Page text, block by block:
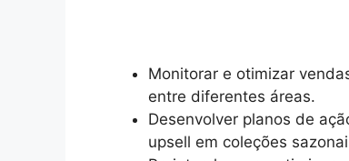
Monitorar e otimizar
entre diferentes áreas.
Desenvolver planos de
upsell em coleções